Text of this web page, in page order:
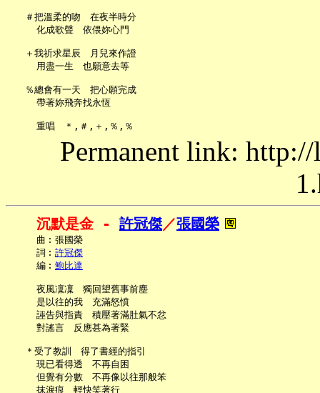
   ＃把溫柔的吻　在夜半時分
     化成歌聲　依偎妳心門
   ＋我祈求星辰　月兒來作證
     用盡一生　也願意去等
   ％總會有一天　把心願完成
     帶著妳飛奔找永恆
Permanent link:
沉默是金 - 許冠傑／張國榮
     曲︰張國榮
     詞︰
許冠傑
     編︰
鮑比達
     夜風凜凜　獨回望舊事前塵
     是以往的我　充滿怒憤
     誣告與指責　積壓著滿肚氣不忿
     對謠言　反應甚為著緊
   ＊受了教訓　得了書經的指引
     現已看得透　不再自困
     但覺有分數　不再像以往那般笨
     抹淚痕　輕快笑著行